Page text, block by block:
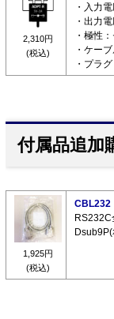
2,310円
(税込)
・入力
・出力
・極性
・ケー
・プラ
付属品追加
1,925円
(税込)
CBL232